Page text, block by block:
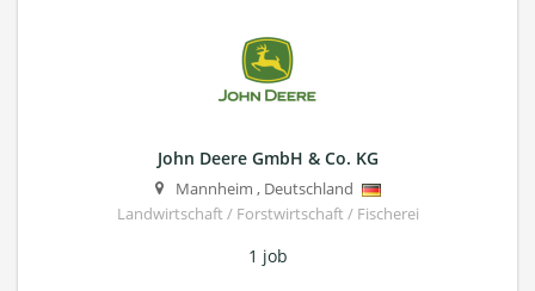
John Deere GmbH & Co. KG
Mannheim , Deutschland
Landwirtschaft / Forstwirtschaft / Fischerei
1 job